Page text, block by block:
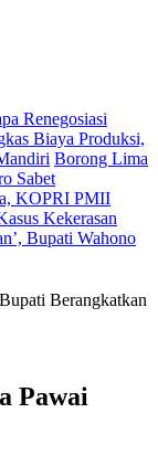
Renegosiasi
Biaya Produksi,
Borong Lima
Sabet
KOPRI PMII
Kekerasan
Bupati Wahono
Berangkatkan
Pawai